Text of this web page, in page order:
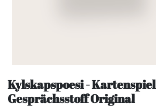
Kylskapspoesi - Kartenspiel
Gesprächsstoff Original